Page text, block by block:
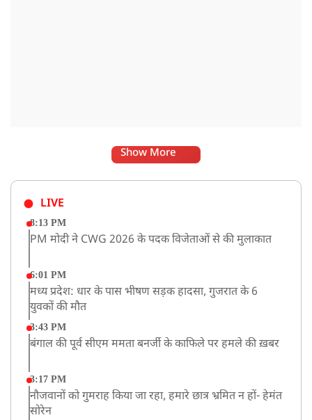
Show More
LIVE
8:13 PM
PM मोदी ने CWG 2026 के पदक विजेताओं से की मुलाकात
6:01 PM
मध्य प्रदेश: धार के पास भीषण सड़क हादसा, गुजरात के 6
युवकों की मौत
3:43 PM
बंगाल की पूर्व सीएम ममता बनर्जी के काफिले पर हमले की ख़बर
3:17 PM
नौजवानों को गुमराह किया जा रहा, हमारे छात्र भ्रमित न हों- हेमंत
सोरेन